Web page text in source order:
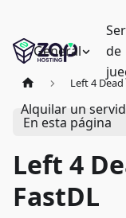
General
de
Alquilar un
Left 4 Dead
En esta página
Left 4
FastDL